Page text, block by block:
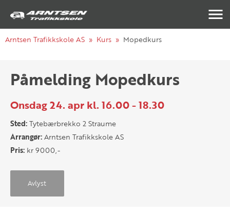
Arntsen Trafikkskole AS Kurs Mopedkurs
Påmelding Mopedkurs
Onsdag 24. apr kl. 16.00 - 18.30
Sted:Tytebærbrekko 2 Straume
Arrangør:Arntsen Trafikkskole AS
Pris: kr 9000,-
Avlyst